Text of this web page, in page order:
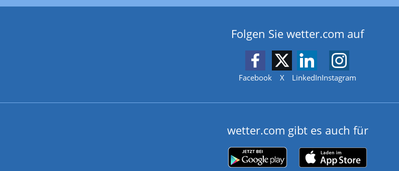
Folgen Sie wetter.com auf
Facebook X LinkedInInstagram
wetter.com gibt es auch für